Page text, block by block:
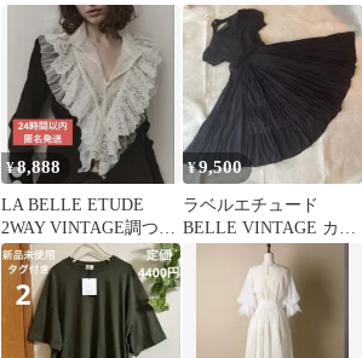
¥8,888
LA BELLE ETUDE
2WAY VINTAGE調つけ
衿
¥9,500
ラベルエチュード
BELLE VINTAGE カシ
ュクール プリーツ ワ
ンピース